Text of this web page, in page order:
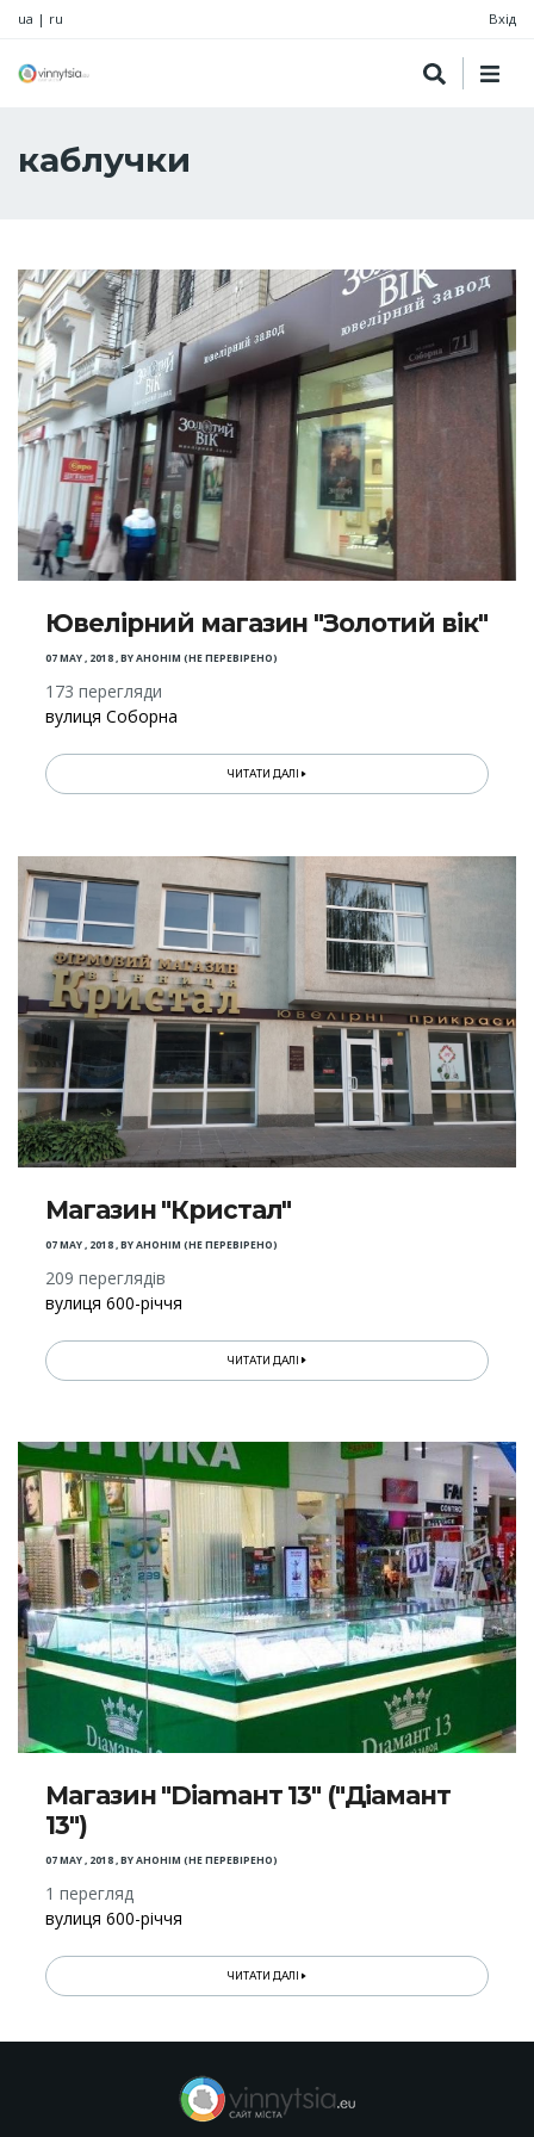
ua | ru Вхід
каблучки
Ювелірний магазин "Золотий вік"
07 MAY , 2018,BYАНОНІМ (НЕ ПЕРЕВІРЕНО)
173 перегляди
вулиця Соборна
ЧИТАТИ ДАЛІ
Магазин "Кристал"
07 MAY , 2018,BYАНОНІМ (НЕ ПЕРЕВІРЕНО)
209 переглядів
вулиця 600-річчя
ЧИТАТИ ДАЛІ
Магазин "Diаmант 13" ("Діамант
13")
07 MAY , 2018,BYАНОНІМ (НЕ ПЕРЕВІРЕНО)
1 перегляд
вулиця 600-річчя
ЧИТАТИ ДАЛІ